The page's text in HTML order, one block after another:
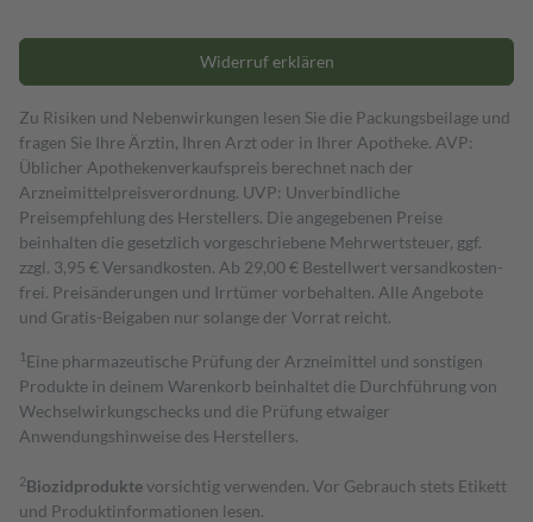
Widerruf erklären
Zu Risiken und Nebenwirkungen lesen Sie die Packungsbeilage und
fragen Sie Ihre Ärztin, Ihren Arzt oder in Ihrer Apotheke. AVP:
Üblicher Apothekenverkaufspreis berechnet nach der
Arzneimittelpreisverordnung. UVP: Unverbindliche
Preisempfehlung des Herstellers. Die angegebenen Preise
beinhalten die gesetzlich vorgeschriebene Mehrwertsteuer, ggf.
zzgl. 3,95 € Versandkosten. Ab 29,00 € Bestell­wert versand­kosten­
frei. Preisänderungen und Irrtümer vorbehalten. Alle Angebote
und Gratis-Beigaben nur solange der Vorrat reicht.
1 Eine pharmazeutische Prüfung der Arzneimittel und sonstigen
Produkte in deinem Warenkorb beinhaltet die Durchführung von
Wechselwirkungschecks und die Prüfung etwaiger
Anwendungshinweise des Herstellers.
2Biozidproduktevorsichtig verwenden. Vor Gebrauch stets Etikett
und Produktinformationen lesen.